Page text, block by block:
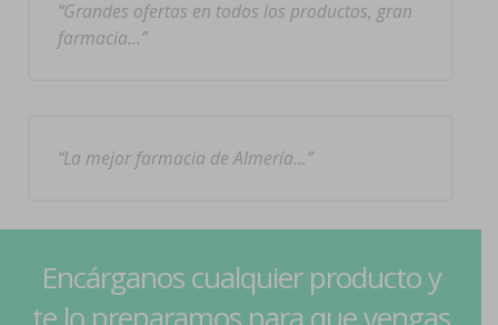
Grandes ofertas en todos los productos, gran
farmacia…
La mejor farmacia de Almería…
Encárganos cualquier producto y